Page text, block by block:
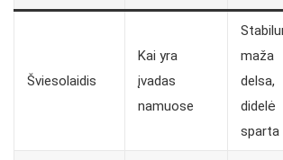
Šviesolaidis
Kai yra
įvadas
namuose
maža
delsa,
didelė
sparta